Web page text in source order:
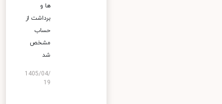
ها و
برداشت از
حساب
مشخص
شد
1405/04/
19